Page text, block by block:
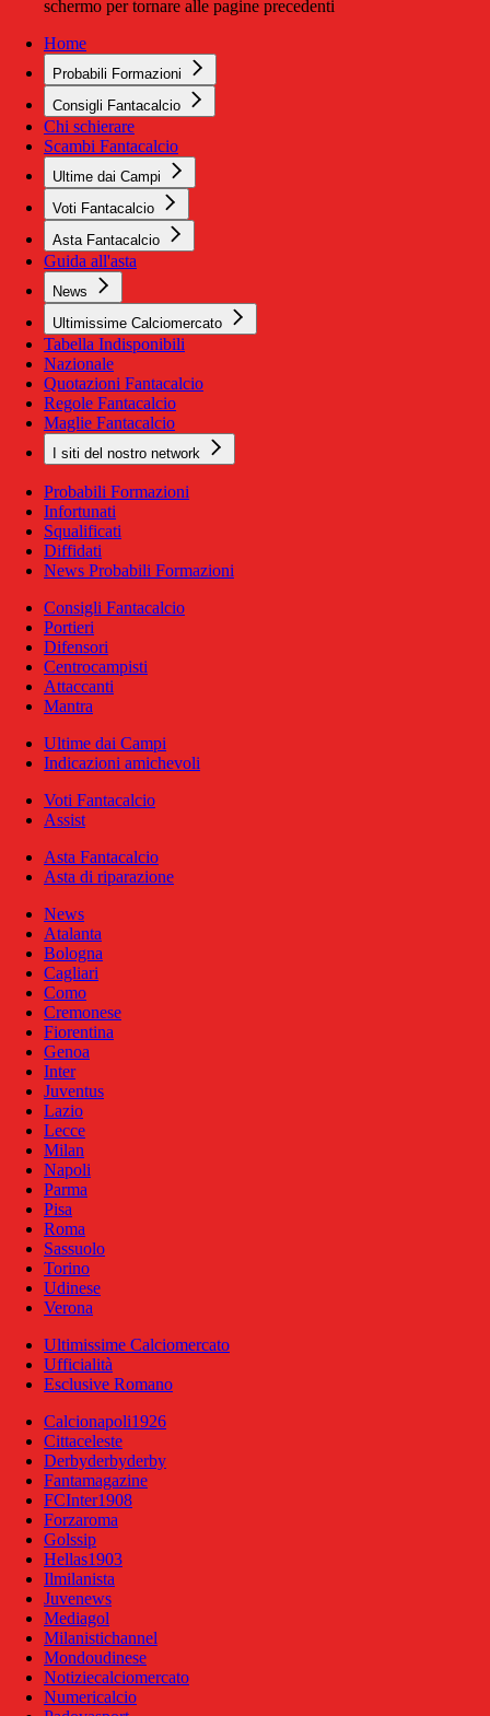
schermo per tornare alle pagine precedenti
Home
Probabili Formazioni
Consigli Fantacalcio
Chi schierare
Scambi Fantacalcio
Ultime dai Campi
Voti Fantacalcio
Asta Fantacalcio
Guida all'asta
News
Ultimissime Calciomercato
Tabella Indisponibili
Nazionale
Quotazioni Fantacalcio
Regole Fantacalcio
Maglie Fantacalcio
I siti del nostro network
Probabili Formazioni
Infortunati
Squalificati
Diffidati
News Probabili Formazioni
Consigli Fantacalcio
Portieri
Difensori
Centrocampisti
Attaccanti
Mantra
Ultime dai Campi
Indicazioni amichevoli
Voti Fantacalcio
Assist
Asta Fantacalcio
Asta di riparazione
News
Atalanta
Bologna
Cagliari
Como
Cremonese
Fiorentina
Genoa
Inter
Juventus
Lazio
Lecce
Milan
Napoli
Parma
Pisa
Roma
Sassuolo
Torino
Udinese
Verona
Ultimissime Calciomercato
Ufficialità
Esclusive Romano
Calcionapoli1926
Cittaceleste
Derbyderbyderby
Fantamagazine
FCInter1908
Forzaroma
Golssip
Hellas1903
Ilmilanista
Juvenews
Mediagol
Milanistichannel
Mondoudinese
Notiziecalciomercato
Numericalcio